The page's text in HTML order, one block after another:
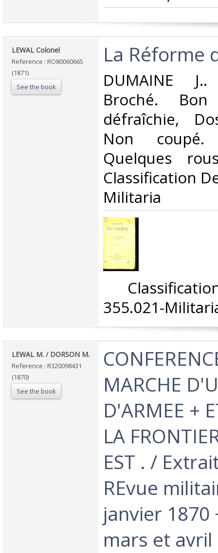
‎LEWAL Colonel‎
Reference : RO80060665
(1871)
See the book
‎La Réforme
‎DUMAINE
Broché.
défraîchie,
Non
Quelques
Classification
Militaria‎
355.021-
‎LEWAL M. / DORSON M.‎
Reference : R320098431
(1870)
See the book
MARCHE
D'ARMEE +
LA
EST . /
REvue
janvier 1870
mars et avril